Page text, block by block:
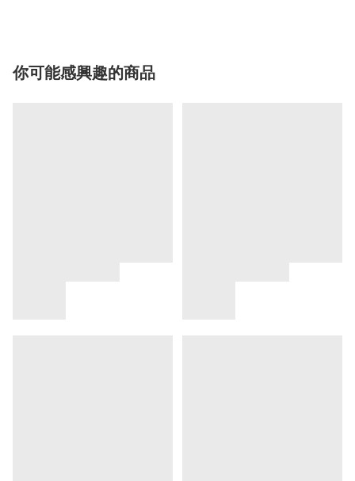
你可能感興趣的商品